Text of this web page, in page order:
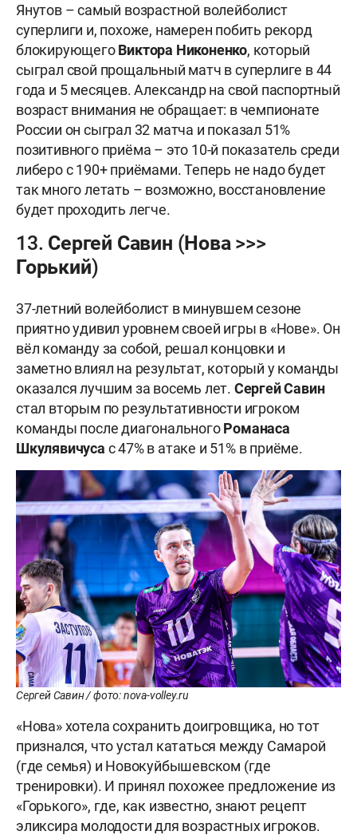
Янутов – самый возрастной волейболист
суперлиги и, похоже, намерен побить рекорд
блокирующегоВиктора Никоненко, который
сыграл свой прощальный матч в суперлиге в 44
года и 5 месяцев. Александр на свой паспортный
возраст внимания не обращает: в чемпионате
России он сыграл 32 матча и показал 51%
позитивного приёма – это 10-й показатель среди
либеро с 190+ приёмами. Теперь не надо будет
так много летать – возможно, восстановление
будет проходить легче.
13. Сергей Савин (Нова >>>
Горький)
37-летний волейболист в минувшем сезоне
приятно удивил уровнем своей игры в «Нове». Он
вёл команду за собой, решал концовки и
заметно влиял на результат, который у команды
оказался лучшим за восемь лет. Сергей Савин
стал вторым по результативности игроком
команды после диагональногоРоманаса
Шкулявичуса с 47% в атаке и 51% в приёме.
Сергей Савин / фото: nova-volley.ru
«Нова» хотела сохранить доигровщика, но тот
признался, что устал кататься между Самарой
(где семья) и Новокуйбышевском (где
тренировки). И принял похожее предложение из
«Горького», где, как известно, знают рецепт
эликсира молодости для возрастных игроков.